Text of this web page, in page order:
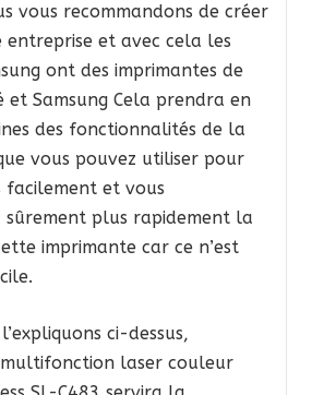
vous recommandons de créer
et avec cela les
ont des imprimantes de
Samsung Cela prendra en
des fonctionnalités de la
vous pouvez utiliser pour
facilement et vous
sûrement plus rapidement la
imprimante car ce n’est
ci-dessus,
multifonction laser couleur